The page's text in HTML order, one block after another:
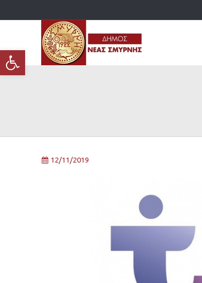
Ανοίξτε τη γραμμή εργαλείων
12/11/2019